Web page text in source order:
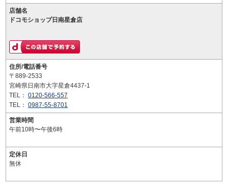
店舗名
ドコモショップ日南星倉店
住所/電話番号
〒889-2533
宮崎県日南市大字星倉4437-1
TEL： 0120-566-557
TEL： 0987-55-8701
営業時間
午前10時〜午後6時
定休日
無休